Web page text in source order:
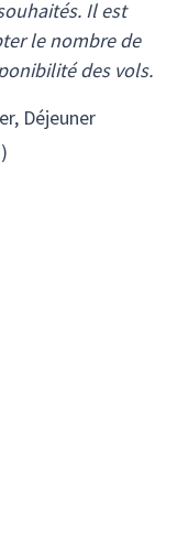
Il est
le nombre de
des vols.
Déjeuner